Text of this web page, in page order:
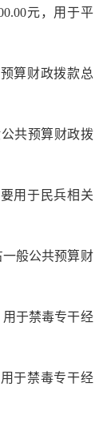
元，用于平
算财政拨款总
共预算财政拨
用于民兵相关
般公共预算财
于禁毒专干经
于禁毒专干经